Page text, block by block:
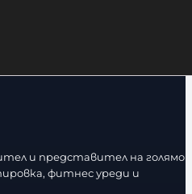
и представител на голямо
фитнес уреди и